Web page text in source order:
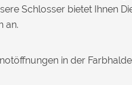
Schlosser bietet Ihnen
an.
in der